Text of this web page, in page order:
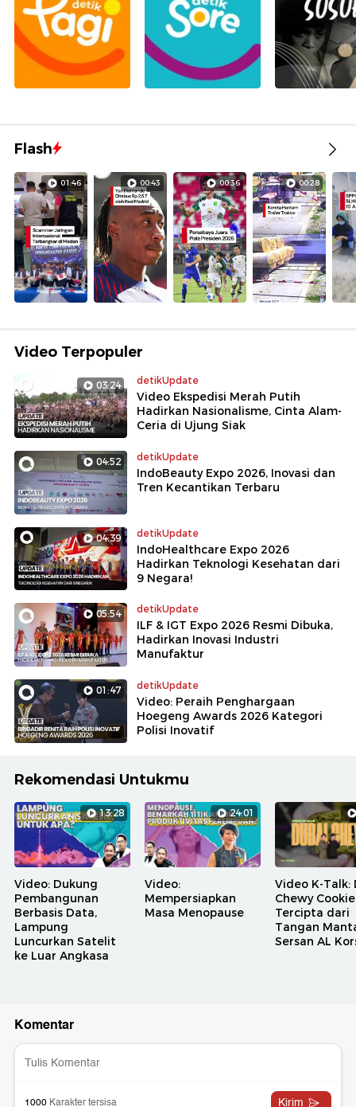
Flash
01:46 00:43 00:36 00:28
Video Terpopuler
03:24 detikUpdate
Video Ekspedisi Merah Putih
Hadirkan Nasionalisme, Cinta Alam-
Ceria di Ujung Siak
04:52 detikUpdate
IndoBeauty Expo 2026, Inovasi dan
Tren Kecantikan Terbaru
04:39 detikUpdate
IndoHealthcare Expo 2026
Hadirkan Teknologi Kesehatan dari
9 Negara!
05:54 detikUpdate
ILF & IGT Expo 2026 Resmi Dibuka,
Hadirkan Inovasi Industri
Manufaktur
01:47 detikUpdate
Video: Peraih Penghargaan
Hoegeng Awards 2026 Kategori
Polisi Inovatif
Rekomendasi Untukmu
13:28
Video: Dukung
Pembangunan
Berbasis Data,
Lampung
Luncurkan Satelit
ke Luar Angkasa
24:01
Video:
Mempersiapkan
Masa Menopause
Video K-Talk:
Chewy Cookie
Tercipta dari
Tangan
Sersan AL